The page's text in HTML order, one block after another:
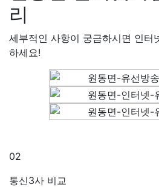
리
세부적인 사항이 궁금하시면 인터
하세요!
02
통신3사 비교